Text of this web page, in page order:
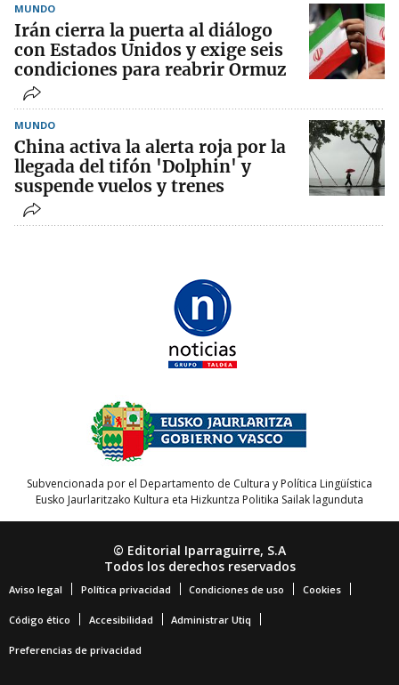
MUNDO
Irán cierra la puerta al diálogo
con Estados Unidos y exige seis
condiciones para reabrir Ormuz
MUNDO
China activa la alerta roja por la
llegada del tifón 'Dolphin' y
suspende vuelos y trenes
Subvencionada por el Departamento de Cultura y Política Lingüística
Eusko Jaurlaritzako Kultura eta Hizkuntza Politika Sailak lagunduta
© Editorial Iparraguirre, S.A
Todos los derechos reservados
Aviso legal Política privacidad Condiciones de uso Cookies
Código ético Accesibilidad Administrar Utiq
Preferencias de privacidad